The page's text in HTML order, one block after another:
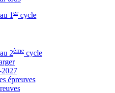
1ercycle
2ème cycle
épreuves